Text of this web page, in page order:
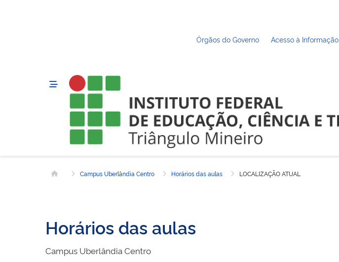
Órgãos do Governo Acesso à Informação
Página inicialCampus Uberlândia Centro Horários das aulas LOCALIZAÇÃO ATUAL
Horários das aulas
Campus Uberlândia Centro